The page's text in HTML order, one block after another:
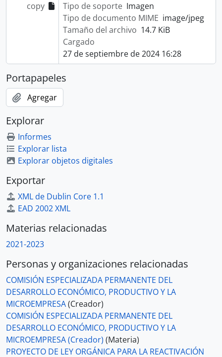
copy
Tipo de soporte Imagen
Tipo de documento MIME image/jpeg
Tamaño del archivo 14.7 KiB
Cargado
27 de septiembre de 2024 16:28
Portapapeles
Agregar
Explorar
Informes
Explorar lista
Explorar objetos digitales
Exportar
XML de Dublin Core 1.1
EAD 2002 XML
Materias relacionadas
2021-2023
Personas y organizaciones relacionadas
COMISIÓN ESPECIALIZADA PERMANENTE DEL
DESARROLLO ECONÓMICO, PRODUCTIVO Y LA
MICROEMPRESA(Creador)
COMISIÓN ESPECIALIZADA PERMANENTE DEL
DESARROLLO ECONÓMICO, PRODUCTIVO Y LA
MICROEMPRESA (Creador) (Materia)
PROYECTO DE LEY ORGÁNICA PARA LA REACTIVACIÓN